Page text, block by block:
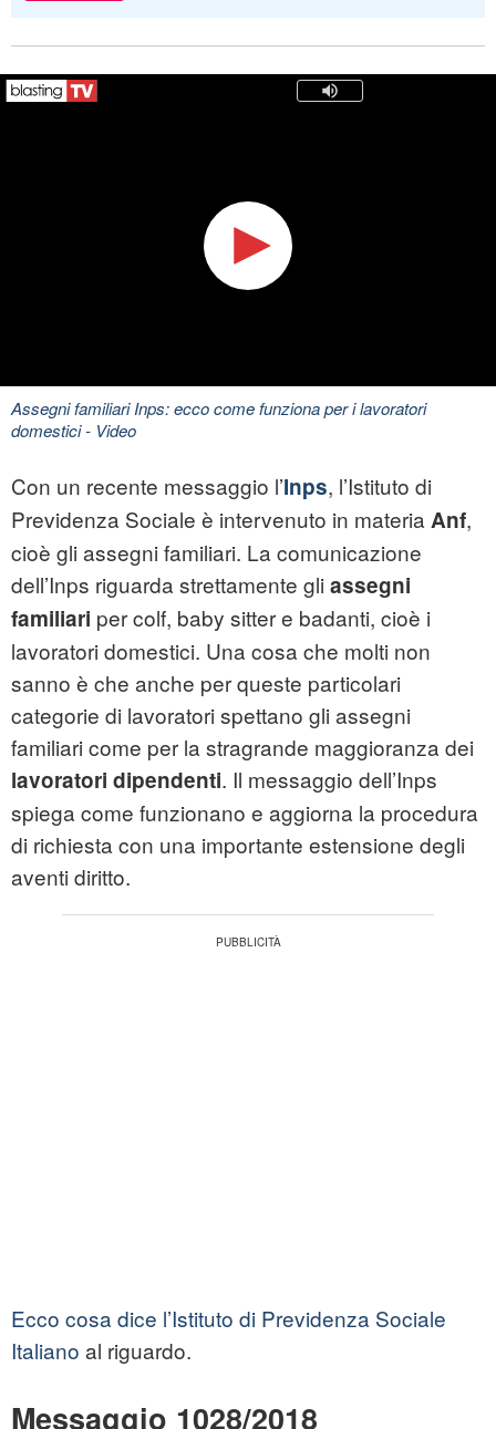
Assegni familiari Inps: ecco come funziona per i lavoratori
domestici- Video
Con un recente messaggio l’Inps, l’Istituto di
Previdenza Sociale è intervenuto in materia Anf,
cioè gli assegni familiari. La comunicazione
dell’Inps riguarda strettamente gli assegni
familiari per colf, baby sitter e badanti, cioè i
lavoratori domestici. Una cosa che molti non
sanno è che anche per queste particolari
categorie di lavoratori spettano gli assegni
familiari come per la stragrande maggioranza dei
lavoratori dipendenti. Il messaggio dell’Inps
spiega come funzionano e aggiorna la procedura
di richiesta con una importante estensione degli
aventi diritto.
Ecco cosa dice l’Istituto di Previdenza Sociale
Italiano al riguardo.
Messaggio 1028/2018